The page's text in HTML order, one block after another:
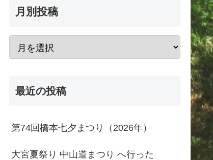
月別投稿
最近の投稿
第74回橋本七夕まつり（2026年）
大宮夏祭り 中山道まつり へ行った